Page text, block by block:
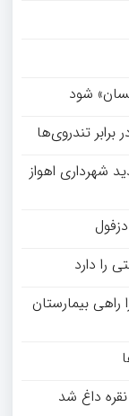
شود
تندروی‌ها
شهرداری اهواز
را دارد
الکلی تقلبی ۳۱ نفر را راهی بیمارستان
داغ شد